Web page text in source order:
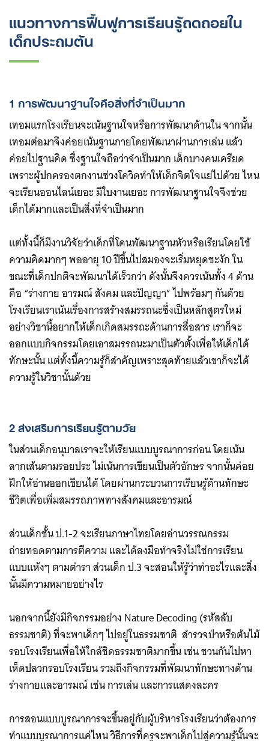
แนวทางการฟื้นฟูการเรียนรู้ถดถอยใน
เด็กประถมต้น
1 การพัฒนาฐานใจคือสิ่งที่จำเป็นมาก
เทอมแรกโรงเรียนจะเน้นฐานใจหรือการพัฒนาด้านใน จากนั้น
เทอมต่อมาจึงค่อยเน้นฐานกายโดยพัฒนาผ่านการเล่น แล้ว
ค่อยไปฐานคิด ซึ่งฐานใจถือว่าจำเป็นมาก เด็กบางคนเครียด
เพราะผู้ปกครองตกงานช่วงโควิดทำให้เด็กจิตใจแย่ไปด้วย ไหน
จะเรียนออนไลน์เยอะ มีใบงานเยอะ การพัฒนาฐานใจจึงช่วย
เด็กได้มากและเป็นสิ่งที่จำเป็นมาก
แต่ทั้งนี้ก็มีงานวิจัยว่าเด็กที่โดนพัฒนาฐานหัวหรือเรียนโดยใช้
ความคิดมากๆ พออายุ 10 ปีขึ้นไปสมองจะเริ่มหยุดชะงัก ใน
ขณะที่เด็กปกติจะพัฒนาได้เร็วกว่า ดังนั้นจึงควรเน้นทั้ง 4 ด้าน
คือ “ร่างกาย อารมณ์ สังคม และปัญญา” ไปพร้อมๆ กันด้วย
โรงเรียนเราเน้นเรื่องการสร้างสมรรถนะซึ่งเป็นหลักสูตรใหม่
อย่างวิชานี้อยากให้เด็กเกิดสมรรถะด้านการสื่อสาร เราก็จะ
ออกแบบกิจกรรมโดยเอาสมรรถนะมาเป็นตัวตั้งเพื่อให้เด็กได้
ทักษะนั้น แต่ทั้งนี้ความรู้ก็สำคัญเพราะสุดท้ายแล้วเขาก็จะได้
ความรู้ในวิชานั้นด้วย
2 ส่งเสริมการเรียนรู้ตามวัย
ในส่วนเด็กอนุบาลเราจะให้เรียนแบบบูรณาการก่อน โดยเน้น
ลากเส้นตามรอยประ ไม่เน้นการเขียนเป็นตัวอักษร จากนั้นค่อย
ฝึกให้อ่านออกเขียนได้ โดยผ่านกระบวนการเรียนรู้ด้านทักษะ
ชีวิตเพื่อเพิ่มสมรรถภาพทางสังคมและอารมณ์
ส่วนเด็กชั้น ป.1-2 จะเรียนภาษาไทยโดยอ่านวรรณกรรม
ถ่ายทอดตามการตีความ และได้ลงมือทำจริงไม่ใช่การเรียน
แบบแห้งๆ ตามตำรา ส่วนเด็ก ป.3 จะสอนให้รู้ว่าทำอะไรและสิ่ง
นั้นมีความหมายอย่างไร
นอกจากนี้ยังมีกิจกรรมอย่าง Nature Decoding (รหัสลับ
ธรรมชาติ) ที่จะพาเด็กๆ ไปอยู่ในธรรมชาติ สำรวจป่าหรือต้นไม้
รอบโรงเรียนเพื่อให้ใกล้ชิดธรรมชาติมากขึ้น เช่น ชวนกันไปหา
เห็ดปลวกรอบโรงเรียน รวมถึงกิจกรรมที่พัฒนาทักษะทางด้าน
ร่างกายและอารมณ์ เช่น การเล่น และการแสดงละคร
การสอนแบบบูรณาการจะขึ้นอยู่กับผู้บริหารโรงเรียนว่าต้องการ
ทำแบบบูรณาการแค่ไหน วิธีการที่ครูจะพาเด็กไปสู่ความรู้นั้นจะ